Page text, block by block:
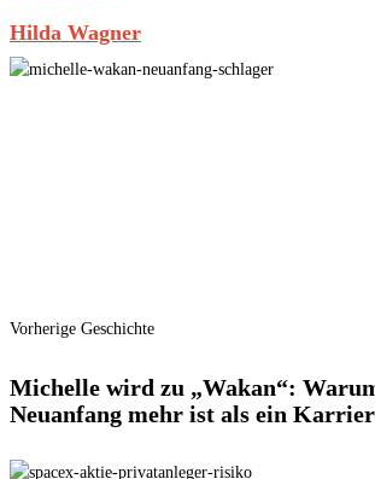
Hilda Wagner
Vorherige Geschichte
Michelle wird zu „Wakan“:
Neuanfang mehr ist als ein